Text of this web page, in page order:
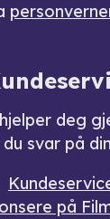
deg
svar på
på